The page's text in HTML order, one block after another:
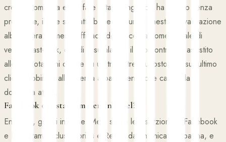
creare domanda e nel fare retargeting a chi ha visitato senza
prenotare, il che si adatta bene alla lunga finestra di valutazione
alberghiera. È meno efficace della ricerca come canale di
vendita last-click, quindi misurala per il suo contributo assistito
alle prenotazioni dirette su un trimestre piuttosto che sull'ultimo
clic, e abbinala alla ricerca a pagamento che cattura la
domanda attiva.
Facebook o Instagram per un hotel?
Entrambi, gestiti insieme. Meta serve le inserzioni su Facebook
e Instagram (inclusi Stories e Reels) da un'unica campagna, e